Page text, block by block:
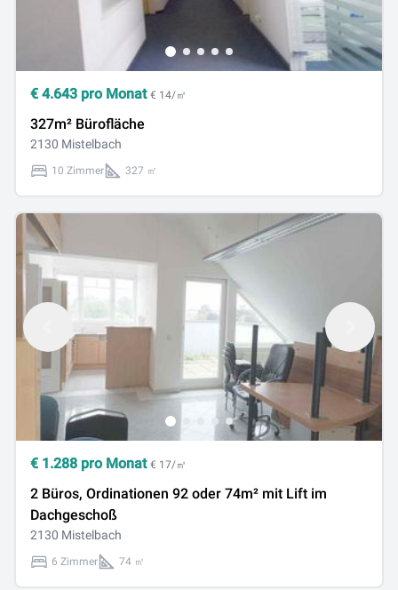
€ 4.643 pro Monat € 14/㎡
327m² Bürofläche
2130 Mistelbach
10 Zimmer 327 ㎡
€ 1.288 pro Monat € 17/㎡
2 Büros, Ordinationen 92 oder 74m² mit Lift im
Dachgeschoß
2130 Mistelbach
6 Zimmer 74 ㎡